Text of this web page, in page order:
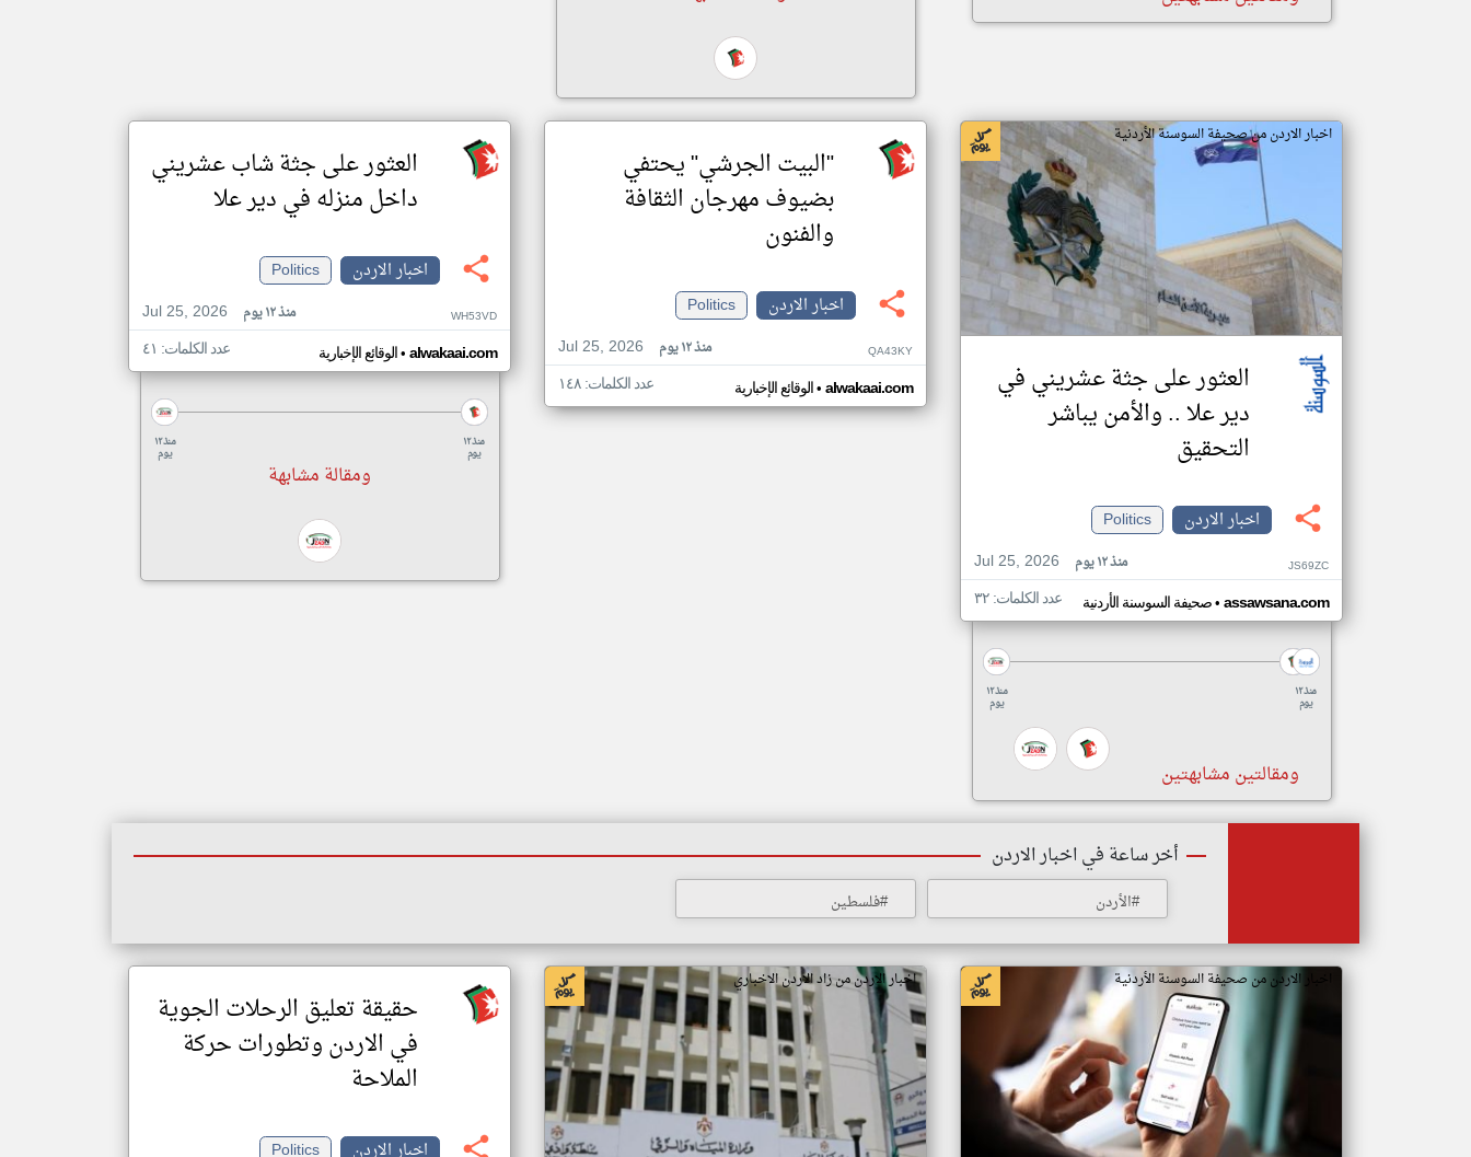
اخبار الاردن من صحيفة السوسنة الأردنية
العثور على جثة عشريني في
دير علا .. والأمن يباشر
التحقيق
اخبار الاردن
Politics
Jul 25, 2026
منذ ١٢ يوم JS69ZC
صحيفة السوسنة الأردنية• assawsana.com عدد الكلمات: ٣٢
منذ ١٢
يوم
منذ ١٢
يوم
ومقالتين مشابهتين
"البيت الجرشي" يحتفي
بضيوف مهرجان الثقافة
والفنون
اخبار الاردن
Politics
Jul 25, 2026
منذ ١٢ يوم QA43KY
الوقائع الإخبارية• alwakaai.com عدد الكلمات: ١٤٨
العثور على جثة شاب عشريني
داخل منزله في دير علا
اخبار الاردن
Politics
Jul 25, 2026
منذ ١٢ يوم WH53VD
الوقائع الإخبارية• alwakaai.com عدد الكلمات: ٤١
منذ ١٢
يوم
منذ ١٢
يوم
ومقالة مشابهة
أخر ساعة في اخبار الاردن
#الأردن #فلسطين
اخبار الاردن من صحيفة السوسنة الأردنية اخبار الاردن من زاد الاردن الاخباري
حقيقة تعليق الرحلات الجوية
في الاردن وتطورات حركة
الملاحة
اخبار الاردن
Politics